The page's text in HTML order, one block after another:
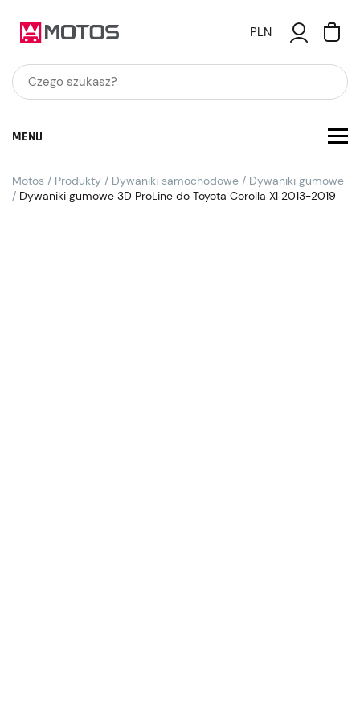
PLN
MENU
Motos / Produkty / Dywaniki samochodowe / Dywaniki gumowe
/ Dywaniki gumowe 3D ProLine do Toyota Corolla XI 2013-2019